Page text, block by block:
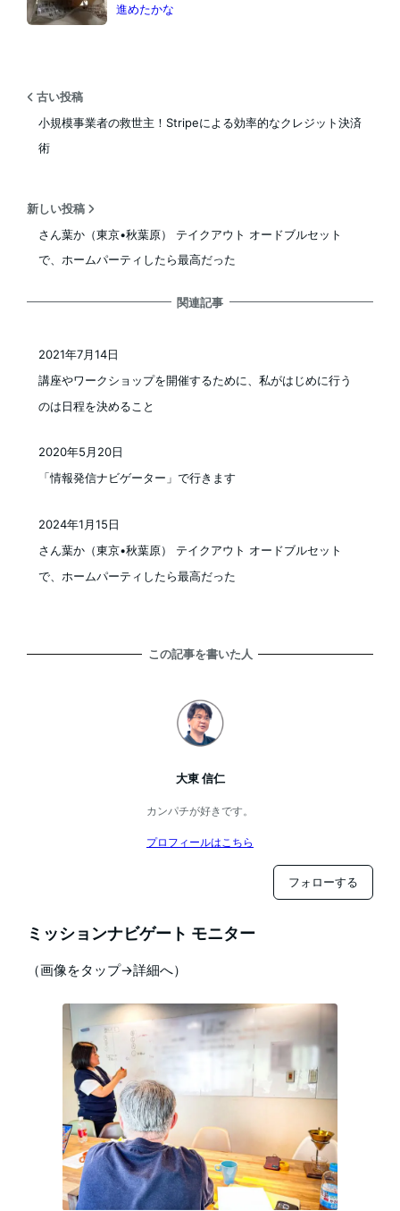
進めたかな
古い投稿
小規模事業者の救世主！Stripeによる効率的なクレジット決済
術
新しい投稿
さん葉か（東京•秋葉原） テイクアウト オードブルセット
で、ホームパーティしたら最高だった
関連記事
講座やワークショップを開催するために、私がはじめに行う
のは日程を決めること
投稿日
2021年7月14日
「情報発信ナビゲーター」で行きます
2020年5月20日
さん葉か（東京•秋葉原） テイクアウト オードブルセット
で、ホームパーティしたら最高だった
2024年1月15日
この記事を書いた人
大東 信仁
カンパチが好きです。
プロフィールはこちら
フォローする
ミッションナビゲート モニター
（画像をタップ→詳細へ）